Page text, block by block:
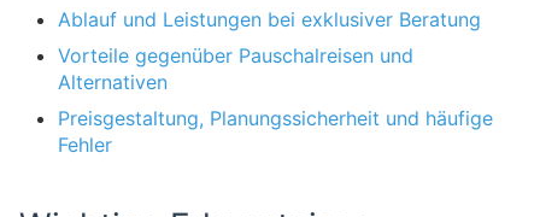
Ablauf und Leistungen bei exklusiver Beratung
Vorteile gegenüber Pauschalreisen und
Alternativen
Preisgestaltung, Planungssicherheit und häufige
Fehler